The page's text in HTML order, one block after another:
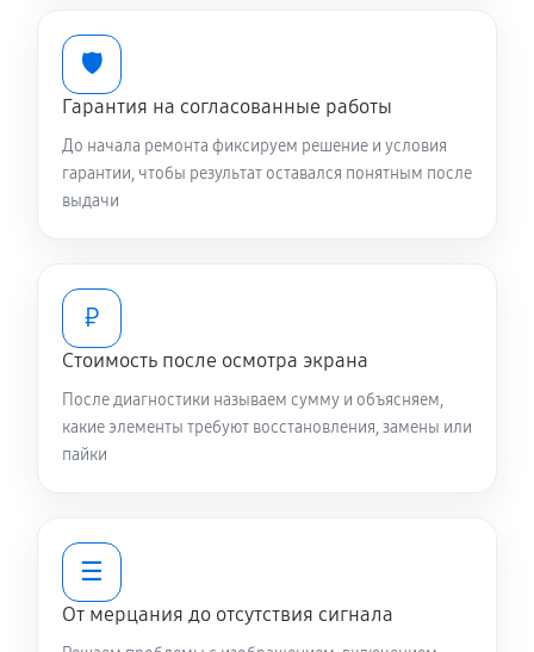
🛡️
Гарантия на согласованные работы
До начала ремонта фиксируем решение и условия
гарантии, чтобы результат оставался понятным после
выдачи
₽
Стоимость после осмотра экрана
После диагностики называем сумму и объясняем,
какие элементы требуют восстановления, замены или
пайки
☰
От мерцания до отсутствия сигнала